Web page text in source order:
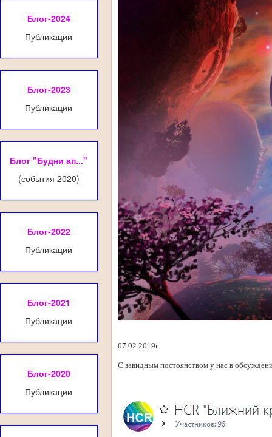
Блог-2024
Публикации
Блог-2023
Публикации
Блог "Будни ап..."
(события 2020)
Блог-2022
Публикации
Блог-2021
Публикации
Блог-2020
Публикации
07.02.2019г.
С завидным постоянством у нас в